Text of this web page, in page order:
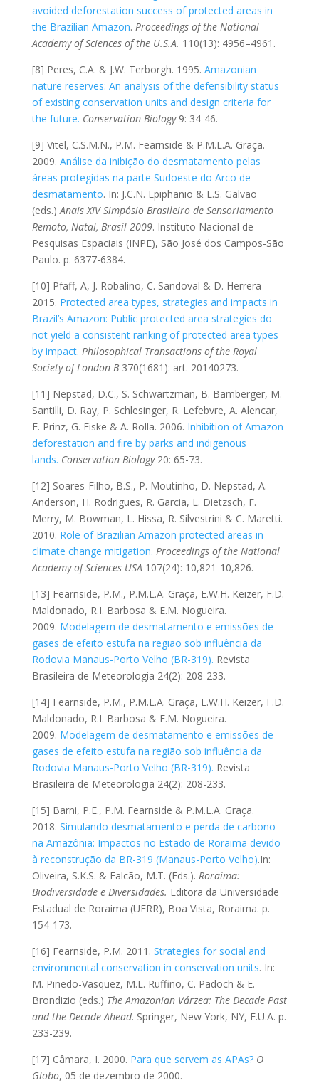
avoided deforestation success of protected areas in
the Brazilian Amazon. Proceedings of the National
Academy of Sciences of the U.S.A. 110(13): 4956–4961.
[8] Peres, C.A. & J.W. Terborgh. 1995. Amazonian
nature reserves: An analysis of the defensibility status
of existing conservation units and design criteria for
the future. Conservation Biology 9: 34-46.
[9] Vitel, C.S.M.N., P.M. Fearnside & P.M.L.A. Graça.
2009. Análise da inibição do desmatamento pelas
áreas protegidas na parte Sudoeste do Arco de
desmatamento. In: J.C.N. Epiphanio & L.S. Galvão
(eds.)Anais XIV Simpósio Brasileiro de Sensoriamento
Remoto, Natal, Brasil 2009. Instituto Nacional de
Pesquisas Espaciais (INPE), São José dos Campos-São
Paulo. p. 6377-6384.
[10] Pfaff, A, J. Robalino, C. Sandoval & D. Herrera
2015. Protected area types, strategies and impacts in
Brazil’s Amazon: Public protected area strategies do
not yield a consistent ranking of protected area types
by impact. Philosophical Transactions of the Royal
Society of London B 370(1681): art. 20140273.
[11] Nepstad, D.C., S. Schwartzman, B. Bamberger, M.
Santilli, D. Ray, P. Schlesinger, R. Lefebvre, A. Alencar,
E. Prinz, G. Fiske & A. Rolla. 2006. Inhibition of Amazon
deforestation and fire by parks and indigenous
lands. Conservation Biology20: 65-73.
[12] Soares-Filho, B.S., P. Moutinho, D. Nepstad, A.
Anderson, H. Rodrigues, R. Garcia, L. Dietzsch, F.
Merry, M. Bowman, L. Hissa, R. Silvestrini & C. Maretti.
2010. Role of Brazilian Amazon protected areas in
climate change mitigation. Proceedings of the National
Academy of Sciences USA 107(24): 10,821-10,826.
[13] Fearnside, P.M., P.M.L.A. Graça, E.W.H. Keizer, F.D.
Maldonado, R.I. Barbosa & E.M. Nogueira.
2009. Modelagem de desmatamento e emissões de
gases de efeito estufa na região sob influência da
Rodovia Manaus-Porto Velho (BR-319). Revista
Brasileira de Meteorologia 24(2): 208-233.
[14] Fearnside, P.M., P.M.L.A. Graça, E.W.H. Keizer, F.D.
Maldonado, R.I. Barbosa & E.M. Nogueira.
2009. Modelagem de desmatamento e emissões de
gases de efeito estufa na região sob influência da
Rodovia Manaus-Porto Velho (BR-319). Revista
Brasileira de Meteorologia 24(2): 208-233.
[15] Barni, P.E., P.M. Fearnside & P.M.L.A. Graça.
2018. Simulando desmatamento e perda de carbono
na Amazônia: Impactos no Estado de Roraima devido
à reconstrução da BR-319 (Manaus-Porto Velho).In:
Oliveira, S.K.S. & Falcão, M.T. (Eds.). Roraima:
Biodiversidade e Diversidades. Editora da Universidade
Estadual de Roraima (UERR), Boa Vista, Roraima. p.
154-173.
[16] Fearnside, P.M. 2011. Strategies for social and
environmental conservation in conservation units. In:
M. Pinedo-Vasquez, M.L. Ruffino, C. Padoch & E.
Brondizio (eds.) The Amazonian Várzea: The Decade Past
and the Decade Ahead. Springer, New York, NY, E.U.A. p.
233-239.
[17] Câmara, I. 2000. Para que servem as APAs? O
Globo, 05 de dezembro de 2000.